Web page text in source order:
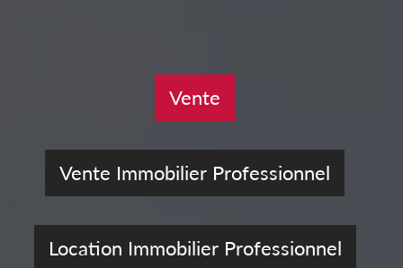
Vente
Vente Immobilier Professionnel
Location Immobilier Professionnel